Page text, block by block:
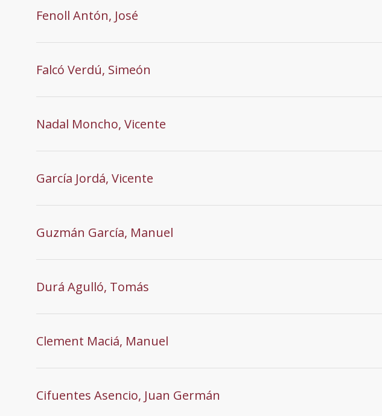
Fenoll Antón, José
Falcó Verdú, Simeón
Nadal Moncho, Vicente
García Jordá, Vicente
Guzmán García, Manuel
Durá Agulló, Tomás
Clement Maciá, Manuel
Cifuentes Asencio, Juan Germán